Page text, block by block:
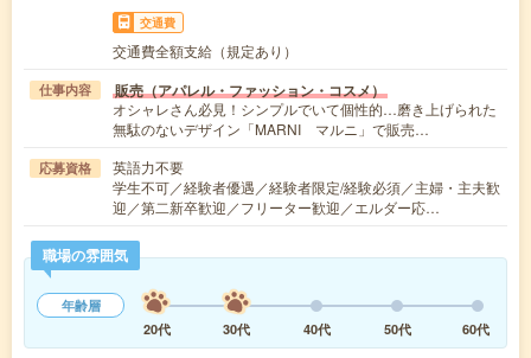
交通費
交通費全額支給（規定あり）
仕事内容 販売（アパレル・ファッション・コスメ）
オシャレさん必見！シンプルでいて個性的…磨き上げられた
無駄のないデザイン「MARNI マルニ」で販売…
応募資格
英語力不要
学生不可／経験者優遇／経験者限定/経験必須／主婦・主夫歓
迎／第二新卒歓迎／フリーター歓迎／エルダー応…
職場の雰囲気
年齢層
20代
30代 40代 50代 60代